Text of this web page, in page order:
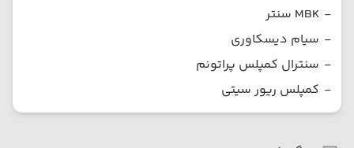
- MBK سنتر
- سیام دیسکاوری
- سنترال کمپلس پراتونم
- کمپلس ریور سیتی